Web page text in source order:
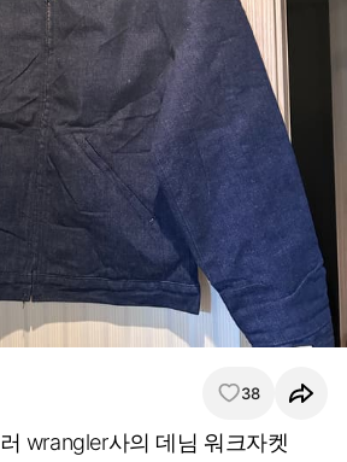
38
wrangler사의 데님 워크자켓